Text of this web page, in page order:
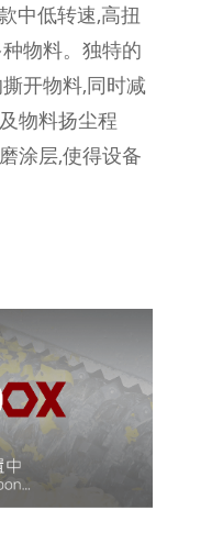
中低转速,高扭
物料。独特的
开物料,同时减
物料扬尘程
涂层,使得设备